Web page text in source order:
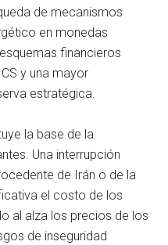
de mecanismos
en monedas
financieros
y una mayor
estratégica.
la base de la
Una interrupción
de Irán o de la
el costo de los
al alza los precios de los
de inseguridad